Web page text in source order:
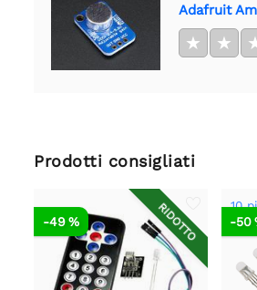
Adafruit
★ ★
Prodotti consigliati
RIDOTTO
-49 %
10
-50